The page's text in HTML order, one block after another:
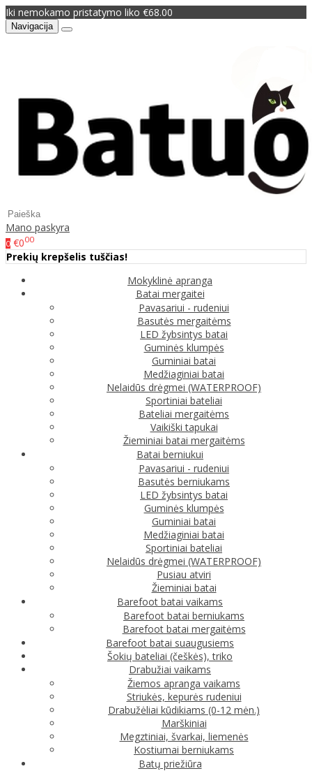
Iki nemokamo pristatymo liko €68.00
Navigacija
Mano paskyra
0 €000
Prekių krepšelis tuščias!
Mokyklinė apranga
Batai mergaitei
Pavasariui - rudeniui
Basutės mergaitėms
LED žybsintys batai
Guminės klumpės
Guminiai batai
Medžiaginiai batai
Nelaidūs drėgmei (WATERPROOF)
Sportiniai bateliai
Bateliai mergaitėms
Vaikiški tapukai
Žieminiai batai mergaitėms
Batai berniukui
Pavasariui - rudeniui
Basutės berniukams
LED žybsintys batai
Guminės klumpės
Guminiai batai
Medžiaginiai batai
Sportiniai bateliai
Nelaidūs drėgmei (WATERPROOF)
Pusiau atviri
Žieminiai batai
Barefoot batai vaikams
Barefoot batai berniukams
Barefoot batai mergaitėms
Barefoot batai suaugusiems
Šokių bateliai (češkės), triko
Drabužiai vaikams
Žiemos apranga vaikams
Striukės, kepurės rudeniui
Drabužėliai kūdikiams (0-12 mėn.)
Marškiniai
Megztiniai, švarkai, liemenės
Kostiumai berniukams
Batų priežiūra